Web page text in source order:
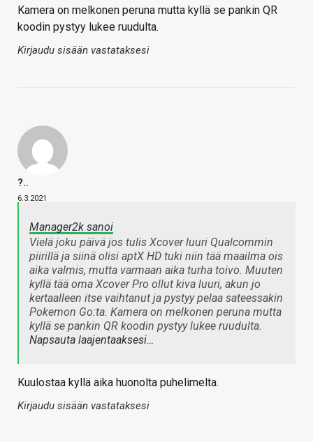
Kamera on melkonen peruna mutta kyllä se pankin QR
koodin pystyy lukee ruudulta.
Kirjaudu sisään vastataksesi
?..
6.3.2021
Manager2k sanoi
Vielä joku päivä jos tulis Xcover luuri Qualcommin
piirillä ja siinä olisi aptX HD tuki niin tää maailma ois
aika valmis, mutta varmaan aika turha toivo. Muuten
kyllä tää oma Xcover Pro ollut kiva luuri, akun jo
kertaalleen itse vaihtanut ja pystyy pelaa sateessakin
Pokemon Go:ta. Kamera on melkonen peruna mutta
kyllä se pankin QR koodin pystyy lukee ruudulta.
Napsauta laajentaaksesi…
Kuulostaa kyllä aika huonolta puhelimelta.
Kirjaudu sisään vastataksesi